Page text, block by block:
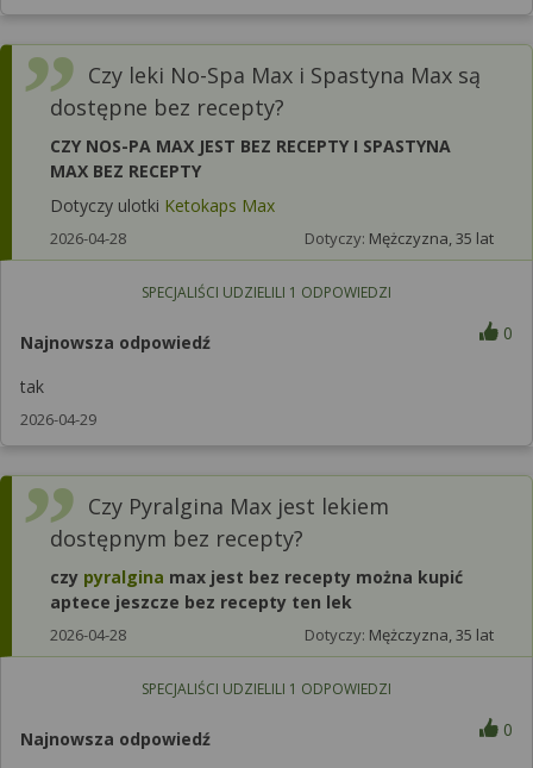
Czy leki No-Spa Max i Spastyna Max są
dostępne bez recepty?
CZY NOS-PA MAX JEST BEZ RECEPTY I SPASTYNA
MAX BEZ RECEPTY
Dotyczy ulotki Ketokaps Max
2026-04-28 Dotyczy: Mężczyzna, 35 lat
SPECJALIŚCI UDZIELILI 1 ODPOWIEDZI
Najnowsza odpowiedź 0
tak
2026-04-29
Czy Pyralgina Max jest lekiem
dostępnym bez recepty?
czy pyralgina max jest bez recepty można kupić
aptece jeszcze bez recepty ten lek
2026-04-28 Dotyczy: Mężczyzna, 35 lat
SPECJALIŚCI UDZIELILI 1 ODPOWIEDZI
Najnowsza odpowiedź 0